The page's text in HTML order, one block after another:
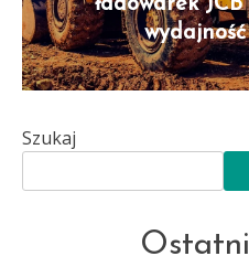
ładowarek
Szukaj